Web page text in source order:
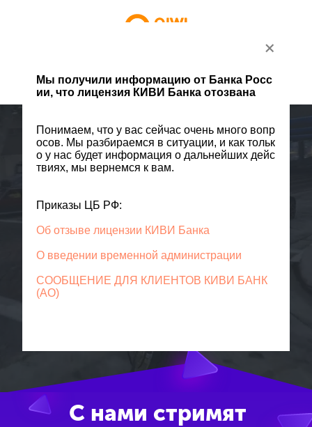
Помощь Авторизоваться
Начните
на QIWI Кошелек и без комиссии
Начать стримить
С нами стримят
+
Мы получили информацию от Банка Росс
ии, что лицензия КИВИ Банка отозвана
Понимаем, что у вас сейчас очень много вопр
осов. Мы разбираемся в ситуации, и как тольк
о у нас будет информация о дальнейших дейс
твиях, мы вернемся к вам.
Приказы ЦБ РФ:
Об отзыве лицензии КИВИ Банка
О введении временной администрации
СООБЩЕНИЕ ДЛЯ КЛИЕНТОВ КИВИ БАНК
(АО)